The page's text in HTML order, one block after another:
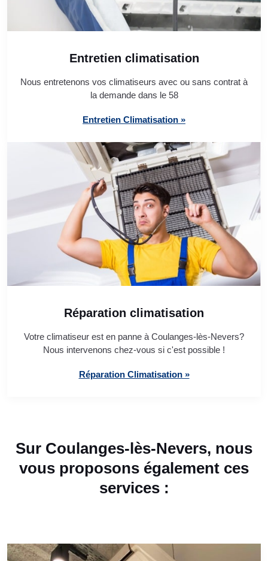
Entretien climatisation
Nous entretenons vos climatiseurs avec ou sans contrat à
la demande dans le 58
Entretien Climatisation »
Réparation climatisation
Votre climatiseur est en panne à Coulanges-lès-Nevers?
Nous intervenons chez-vous si c'est possible !
Réparation Climatisation »
Sur Coulanges-lès-Nevers, nous
vous proposons également ces
services :